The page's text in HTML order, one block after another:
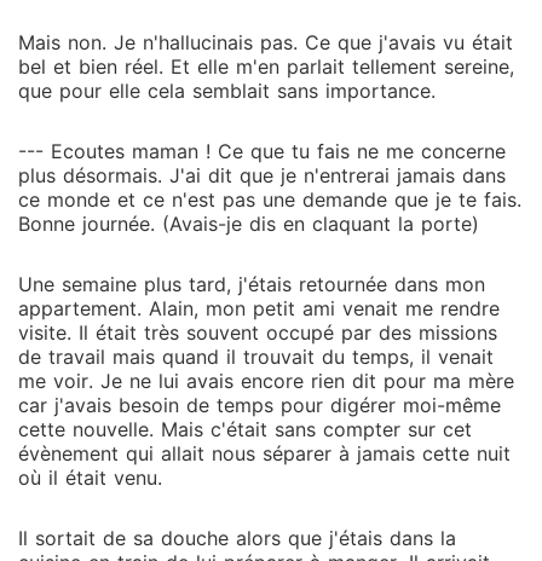
Mais non. Je n'hallucinais pas. Ce que j'avais vu était
bel et bien réel. Et elle m'en parlait tellement sereine,
que pour elle cela semblait sans importance.
--- Ecoutes maman ! Ce que tu fais ne me concerne
plus désormais. J'ai dit que je n'entrerai jamais dans
ce monde et ce n'est pas une demande que je te fais.
Bonne journée. (Avais-je dis en claquant la porte)
Une semaine plus tard, j'étais retournée dans mon
appartement. Alain, mon petit ami venait me rendre
visite. Il était très souvent occupé par des missions
de travail mais quand il trouvait du temps, il venait
me voir. Je ne lui avais encore rien dit pour ma mère
car j'avais besoin de temps pour digérer moi-même
cette nouvelle. Mais c'était sans compter sur cet
évènement qui allait nous séparer à jamais cette nuit
où il était venu.
Il sortait de sa douche alors que j'étais dans la